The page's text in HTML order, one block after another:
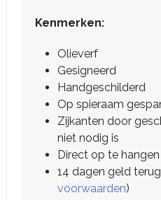
Kenmerken:
Olieverf
Gesigneerd
Handgeschilderd
Op spieraam
Zijkanten door
niet nodig is
Direct op te hangen
14 dagen geld
voorwaarden)